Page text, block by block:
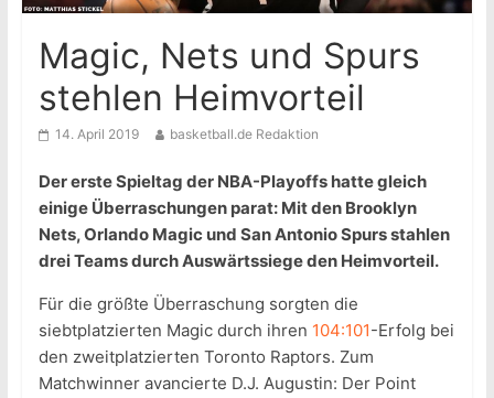
Magic, Nets und Spurs
stehlen Heimvorteil
14. April 2019 basketball.de Redaktion
Der erste Spieltag der NBA-Playoffs hatte gleich
einige Überraschungen parat: Mit den Brooklyn
Nets, Orlando Magic und San Antonio Spurs stahlen
drei Teams durch Auswärtssiege den Heimvorteil.
Für die größte Überraschung sorgten die
siebtplatzierten Magic durch ihren 104:101-Erfolg bei
den zweitplatzierten Toronto Raptors. Zum
Matchwinner avancierte D.J. Augustin: Der Point